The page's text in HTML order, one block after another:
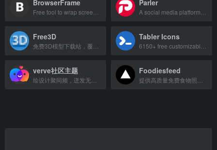
BrowserFrame Parler
Free3D Tabler Icons
verve社区主题 Foodiesfeed